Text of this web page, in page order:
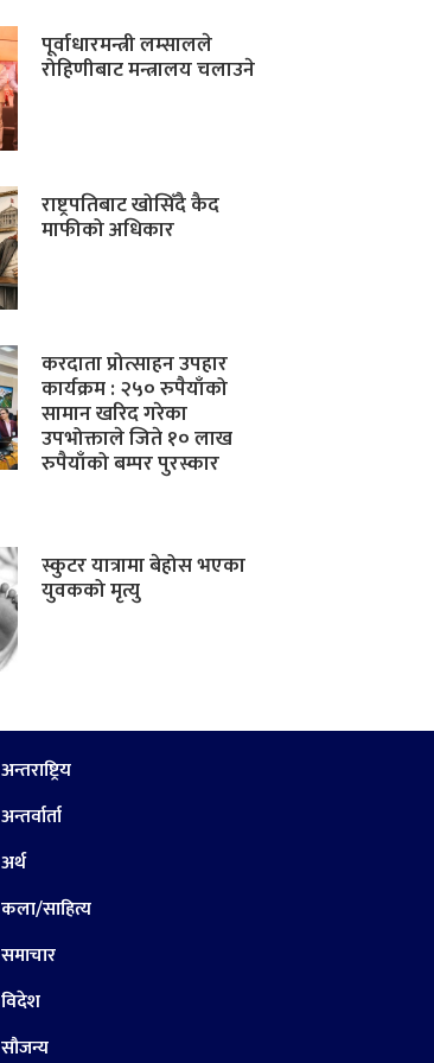
पूर्वाधारमन्त्री लम्सालले
रोहिणीबाट मन्त्रालय चलाउने
राष्ट्रपतिबाट खोसिँदै कैद
माफीको अधिकार
करदाता प्रोत्साहन उपहार
कार्यक्रम : २५० रुपैयाँको
सामान खरिद गरेका
उपभोक्ताले जिते १० लाख
रुपैयाँको बम्पर पुरस्कार
स्कुटर यात्रामा बेहोस भएका
युवकको मृत्यु
अन्तराष्ट्रिय
अन्तर्वार्ता
अर्थ
कला/साहित्य
समाचार
विदेश
सौजन्य